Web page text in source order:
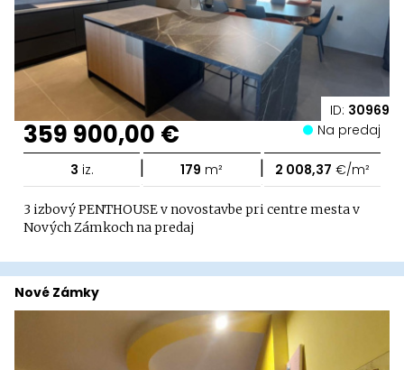
ID: 30969
359 900,00 € Na predaj
3 iz. | 179 m² | 2 008,37 €/m²
3 izbový PENTHOUSE v novostavbe pri centre mesta v
Nových Zámkoch na predaj
Nové Zámky